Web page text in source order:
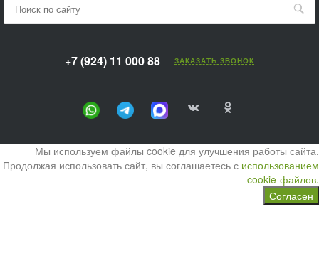
+7 (924) 11 000 88 ЗАКАЗАТЬ ЗВОНОК
Мы используем файлы cookie для улучшения работы сайта.
Продолжая использовать сайт, вы соглашаетесь с использованием
cookie-файлов.
Согласен